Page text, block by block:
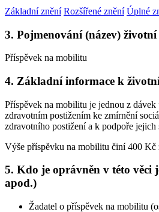
Základní znění Rozšířené znění Úplné
3. Pojmenování (název) životní
Příspěvek na mobilitu
4. Základní informace k
Příspěvek na mobilitu je jednou z dávek
zdravotním postižením ke zmírnění
zdravotního postižení a k podpoře jejich
Výše příspěvku na mobilitu činí 400 Kč
5. Kdo je oprávněn v této věci
apod.)
Žadatel o příspěvek na mobilitu